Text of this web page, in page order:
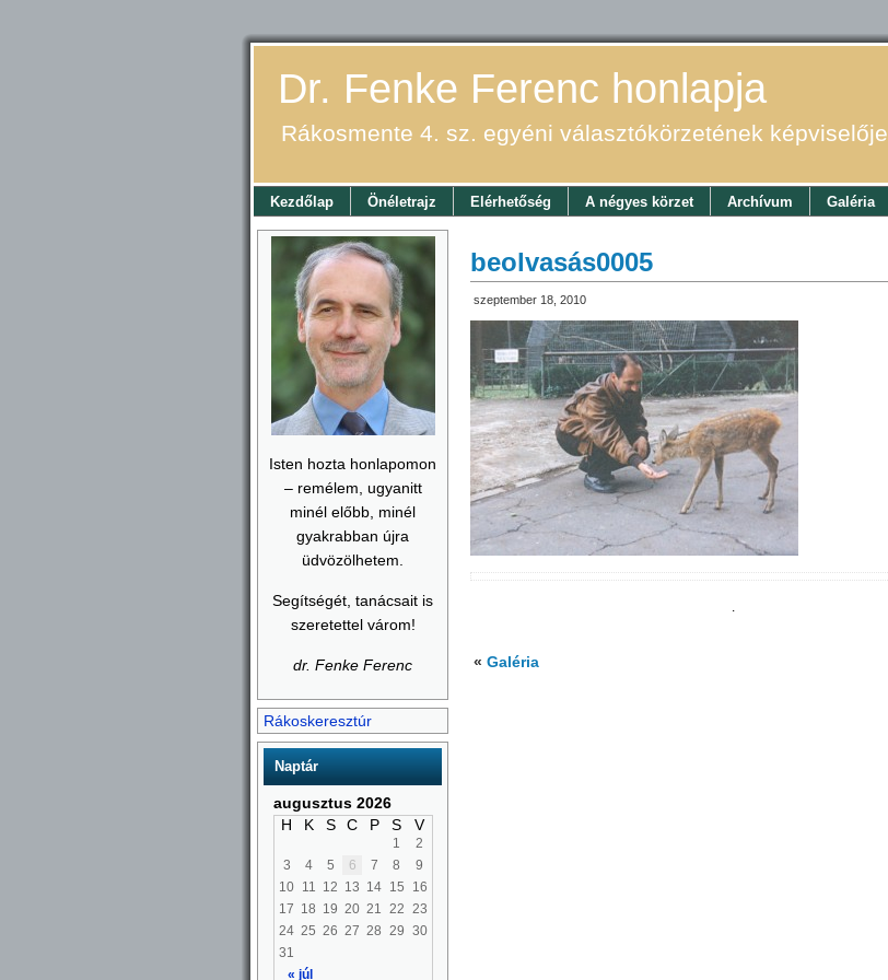
Dr. Fenke Ferenc honlapja
Rákosmente 4. sz. egyéni választókörzetének képviselője
Kezdőlap Önéletrajz Elérhetőség A négyes körzet Archívum Galéria
Isten hozta honlapomon
– remélem, ugyanitt
minél előbb, minél
gyakrabban újra
üdvözölhetem.
Segítségét, tanácsait is
szeretettel várom!
dr. Fenke Ferenc
Rákoskeresztúr
Naptár
augusztus 2026
H
K S C P S V
« júl
1
2
3
4 5 6 7 8
9
10 11 12 13 14 15
16
17 18 19 20 21 22 23
24 25 26 27 28 29 30
31
beolvasás0005
szeptember 18, 2010
.
« Galéria